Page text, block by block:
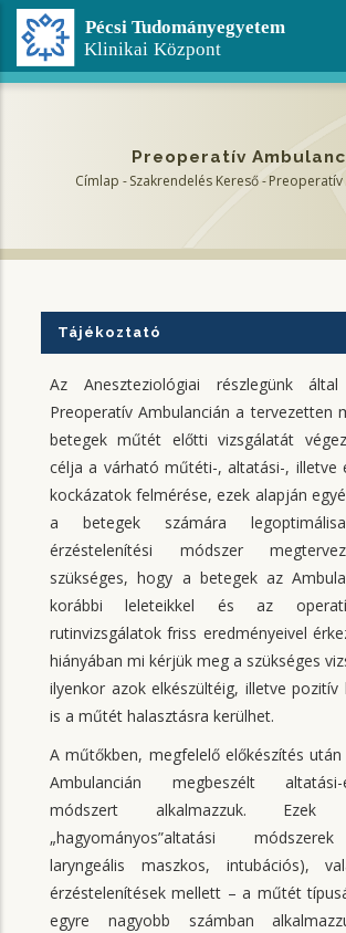
Ugrás
tartalomra
Preoperatív
Címlap -Szakrendelés Kereső-
Tájékoztató
Az Aneszteziológiai részlegünk
Preoperatív Ambulancián a tervezetten
betegek műtét előtti vizsgálatát
célja a várható műtéti-, altatási-, illetve
kockázatok felmérése, ezek alapján
a betegek számára
érzéstelenítési módszer
szükséges, hogy a betegek az
korábbi leleteikkel és az
rutinvizsgálatok friss eredményeivel
hiányában mi kérjük meg a szükséges
ilyenkor azok elkészültéig, illetve pozitív
is a műtét halasztásra kerülhet.
A műtőkben, megfelelő előkészítés
Ambulancián megbeszélt altatási-
módszert alkalmazzuk.
„hagyományos”altatási
laryngeális maszkos, intubációs),
érzéstelenítések mellett – a műtét
egyre nagyobb számban